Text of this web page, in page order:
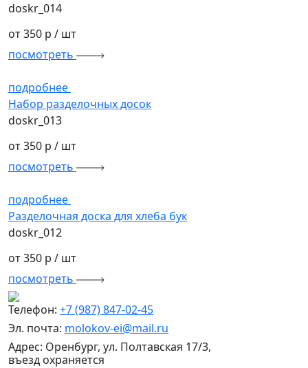
doskr_014
от 350 р / шт
посмотреть
подробнее
Набор разделочных досок
doskr_013
от 350 р / шт
посмотреть
подробнее
Разделочная доска для хлеба бук
doskr_012
от 350 р / шт
посмотреть
Телефон: +7 (987) 847-02-45
Эл. почта: molokov-ei@mail.ru
Адрес: Оренбург, ул. Полтавская 17/3,
въезд охраняется